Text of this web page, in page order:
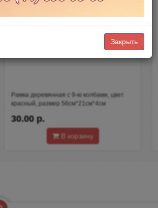
Рамка деревянная с 9-ю колбами, цвет
красный, размер 56см*21см*4см
30.00 р.
В корзину
Закрыть